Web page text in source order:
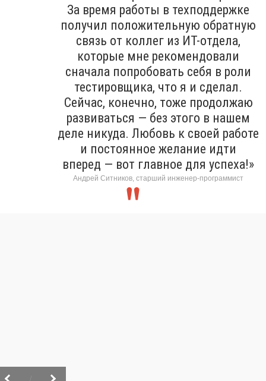
За время работы в техподдержке
получил положительную обратную
связь от коллег из ИТ-отдела,
которые мне рекомендовали
сначала попробовать себя в роли
тестировщика, что я и сделал.
Сейчас, конечно, тоже продолжаю
развиваться — без этого в нашем
деле никуда. Любовь к своей работе
и постоянное желание идти
вперед — вот главное для успеха!»
Андрей Ситников, старший инженер-программист